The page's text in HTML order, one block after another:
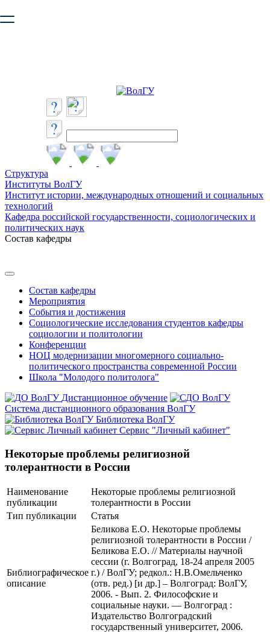
безопасную работу с сайтом. Пожалуйста
Структура
Институты ВолГУ
Институт истории, международных отношений и социальных
технологий
Кафедра российской государственности, социологических и
политических наук
Состав кафедры
Состав кафедры
Мероприятия
События и достижения
Социологические исследования студентов кафедры
социологии и политологии
Конференции
НОЦ модернизации многомерного социально-
политического пространства современной России
Школа "Молодого политолога"
Дистанционное обучение
Система дистанционного образования ВолГУ
Библиотека ВолГУ
Сервис "Личный кабинет"
Некоторые проблемы религиозной
толерантности в России
Наименование
публикации
Некоторые проблемы религиозной
толерантности в России
Тип публикации
Статья
Библиографическое
описание
Беликова Е.О. Некоторые проблемы
религиозной толерантности в России /
Беликова Е.О. // Материалы научной
сессии (г. Волгоград, 18-24 апреля 2005
г.) / ВолГУ; редкол.: Н.В.Омельченко
(отв. ред.) [и др.] – Волгоград: ВолГУ,
2006. - Вып. 2. Философские и
социальные науки. — Волгоград :
Издательство Волгоградский
государственный университет, 2006.